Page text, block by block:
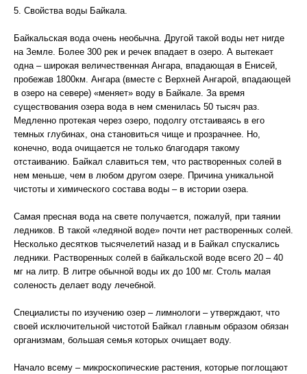
5. Свойства воды Байкала.
Байкальская вода очень необычна. Другой такой воды нет нигде
на Земле. Более 300 рек и речек впадает в озеро. А вытекает
одна – широкая величественная Ангара, впадающая в Енисей,
пробежав 1800км. Ангара (вместе с Верхней Ангарой, впадающей
в озеро на севере) «меняет» воду в Байкале. За время
существования озера вода в нем сменилась 50 тысяч раз.
Медленно протекая через озеро, подолгу отстаиваясь в его
темных глубинах, она становиться чище и прозрачнее. Но,
конечно, вода очищается не только благодаря такому
отстаиванию. Байкал славиться тем, что растворенных солей в
нем меньше, чем в любом другом озере. Причина уникальной
чистоты и химического состава воды – в истории озера.
Самая пресная вода на свете получается, пожалуй, при таянии
ледников. В такой «ледяной воде» почти нет растворенных солей.
Несколько десятков тысячелетий назад и в Байкал спускались
ледники. Растворенных солей в байкальской воде всего 20 – 40
мг на литр. В литре обычной воды их до 100 мг. Столь малая
соленость делает воду лечебной.
Специалисты по изучению озер – лимнологи – утверждают, что
своей исключительной чистотой Байкал главным образом обязан
организмам, большая семья которых очищает воду.
Начало всему – микроскопические растения, которые поглощают